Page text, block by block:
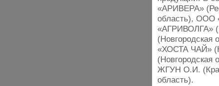
«АРИВЕРА»
область), ООО
«АГРИВОЛГА»
«ХОСТА ЧАЙ»
ЖГУН О.И.
область).